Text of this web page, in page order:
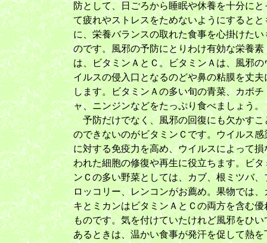
防として、日ごろから睡眠や休養を十分にと
て疲れやストレスをためないようにするとと
に、栄養バランスの取れた食事を心掛けたい
のです。風邪の予防にとりわけ有効な栄養素
は、ビタミンＡとＣ。ビタミンＡは、風邪の
イルスの侵入口となるのどや鼻の粘膜を丈夫
します。ビタミンＡの多い旬の青菜、カボチ
ャ、ニンジンなどをたっぷり食べましょう。
予防だけでなく、風邪の回復にも欠かすこ
のできないのがビタミンＣです。ウイルス感
に対する免疫力を高め、ウイルスによって損
われた細胞の修復や再生に役立ちます。ビタ
ンＣの多い野菜としては、カブ、根ミツバ、
ロッコリー、レンコンがお薦め。果物では、
キとミカンはビタミンＡとＣの両方を含む優
ものです。気を付けていたけれど風邪をひ
あるときは、温かい食事が発汗を促して熱